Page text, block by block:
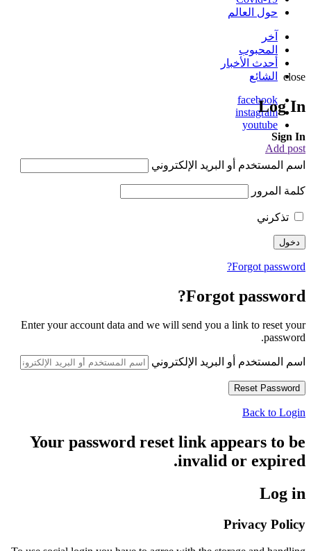
حول العالم
آخر
المحبوب
أحدث الأخبار
الشائع
facebook
instagram
youtube
Add post
close
Log In
Sign In
اسم المستخدم أو البريد الإلكتروني
كلمة المرور
تذكرني
Forgot password?
Forgot password?
Enter your account data and we will send you a link to reset your
password.
اسم المستخدم أو البريد الإلكتروني
Back to Login
Your password reset link appears to be
invalid or expired.
Log in
Privacy Policy